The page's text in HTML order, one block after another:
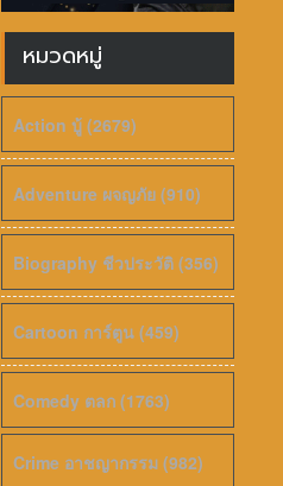
5.8
หมวดหมู่
Action บู้ (2679)
Adventure ผจญภัย (910)
Biography ชีวประวัติ (356)
Cartoon การ์ตูน (459)
Comedy ตลก (1763)
Crime อาชญากรรม (982)